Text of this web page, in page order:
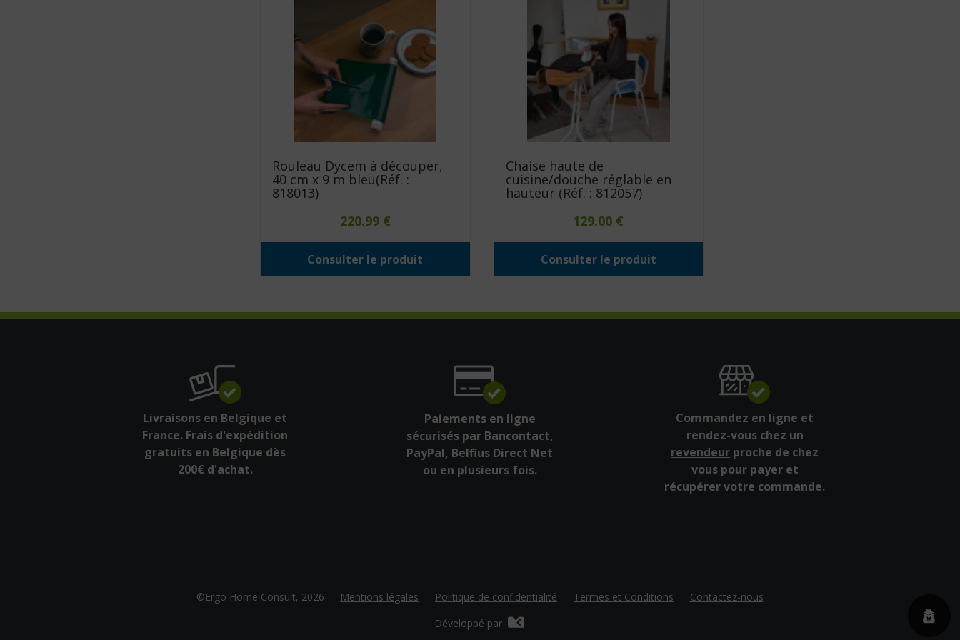
Rouleau Dycem à découper,
40 cm x 9 m bleu(Réf. :
818013)
220.99 €
Consulter le produit
Chaise haute de
cuisine/douche réglable en
hauteur (Réf. : 812057)
129.00 €
Consulter le produit
Livraisons en Belgique et
France. Frais d'expédition
gratuits en Belgique dès
200€ d'achat.
Paiements en ligne
sécurisés par Bancontact,
PayPal, Belfius Direct Net
ou en plusieurs fois.
Commandez en ligne et
rendez-vous chez un
revendeur proche de chez
vous pour payer et
récupérer votre commande.
©Ergo Home Consult, 2026 Mentions légales Politique de confidentialité Termes et Conditions
Contactez-nous
Développé par